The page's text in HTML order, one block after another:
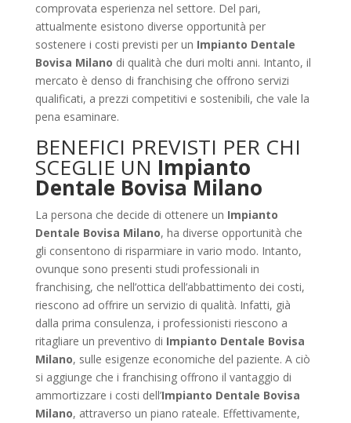
comprovata esperienza nel settore. Del pari,
attualmente esistono diverse opportunità per
sostenere i costi previsti per un Impianto Dentale
Bovisa Milano di qualità che duri molti anni. Intanto, il
mercato è denso di franchising che offrono servizi
qualificati, a prezzi competitivi e sostenibili, che vale la
pena esaminare.
BENEFICI PREVISTI PER CHI
SCEGLIE UN Impianto
Dentale Bovisa Milano
La persona che decide di ottenere un Impianto
Dentale Bovisa Milano, ha diverse opportunità che
gli consentono di risparmiare in vario modo. Intanto,
ovunque sono presenti studi professionali in
franchising, che nell’ottica dell’abbattimento dei costi,
riescono ad offrire un servizio di qualità. Infatti, già
dalla prima consulenza, i professionisti riescono a
ritagliare un preventivo di Impianto Dentale Bovisa
Milano, sulle esigenze economiche del paziente. A ciò
si aggiunge che i franchising offrono il vantaggio di
ammortizzare i costi dell’Impianto Dentale Bovisa
Milano, attraverso un piano rateale. Effettivamente,